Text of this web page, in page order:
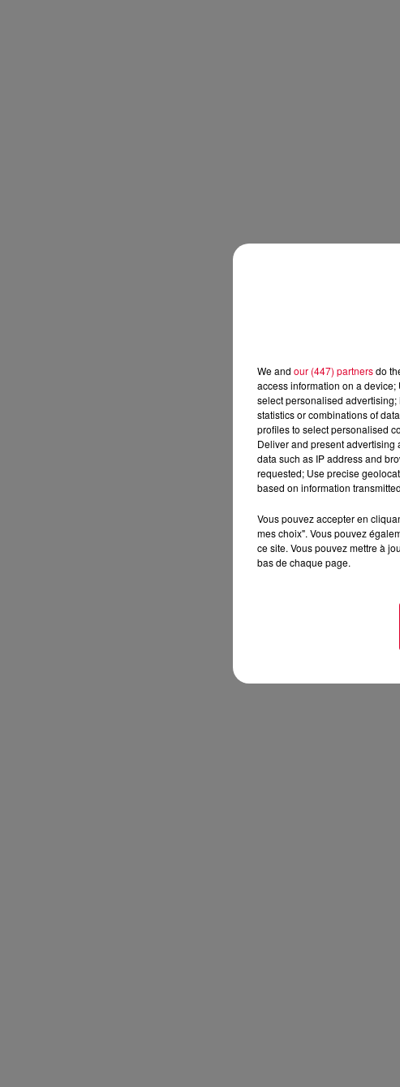
We and our (447) partnersdo
access information on a
select personalised
statistics or combinations of
profiles to select personalised
Deliver and present advertising
data such as IP address and
requested; Use precise
based on information
Vous pouvez accepter en
mes choix". Vous pouvez
ce site. Vous pouvez mettre à
bas de chaque page.